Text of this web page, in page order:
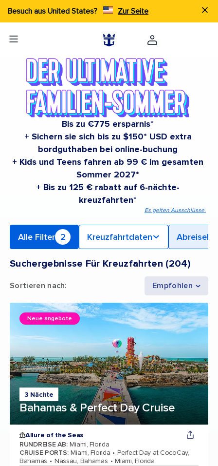
Besuch aus United States? Zur Seite
Bis zu €775 ersparnis*
+ Sichern sie sich bis zu $150* USD extra
bordguthaben bei online-buchung
+ Kids und Teens fahren ab 99 € im gesamten
Sommer 2027*
+ Bis zu 125 € rabatt auf 6-nächte-
kreuzfahrten*
Es gelten Ausschlüsse.
Alle Filter 2 Kreuzfahrtdaten
Suchergebnisse Für Kreuzfahrten (204)
Sortieren nach: Empfohlen
3 Nächte
Bahamas & Perfect Day Cruise
Neue angebote
Allure of the Seas
RUNDREISE AB: Miami, Florida
CRUISE PORTS: Miami, Florida
Perfect Day at CocoCay,
Bahamas
Nassau, Bahamas Miami, Florida